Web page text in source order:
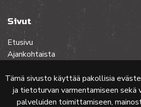
Tämä sivusto käyttää pakollisia
ja tietoturvan varmentamiseen sekä
palveluiden toimittamiseen,
Sivut
Etusivu
Ajankohtaista
Lehdet
Yhteistyössä
Ota yhteyttä